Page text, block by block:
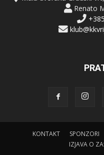
Renato
KONTAKT SPONZORI
IZJAVA O